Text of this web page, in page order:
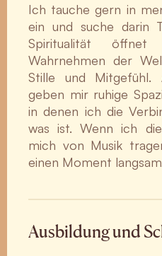
Ich tauche gern in
ein und suche darin
Spiritualität
Wahrnehmen der
Stille und Mitgefühl.
geben mir ruhige
in denen ich die
was ist. Wenn ich
mich von Musik
einen Moment
Ausbildung und